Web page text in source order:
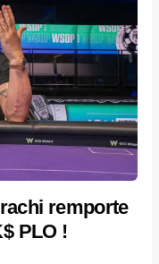
remporte
PLO !